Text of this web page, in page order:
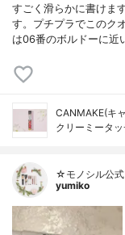
すごく滑らかに書けま
す。プチプラでこのク
は06番のボルドーに近
CANMAKE(キ
クリーミータ
☆モノシル公
yumiko